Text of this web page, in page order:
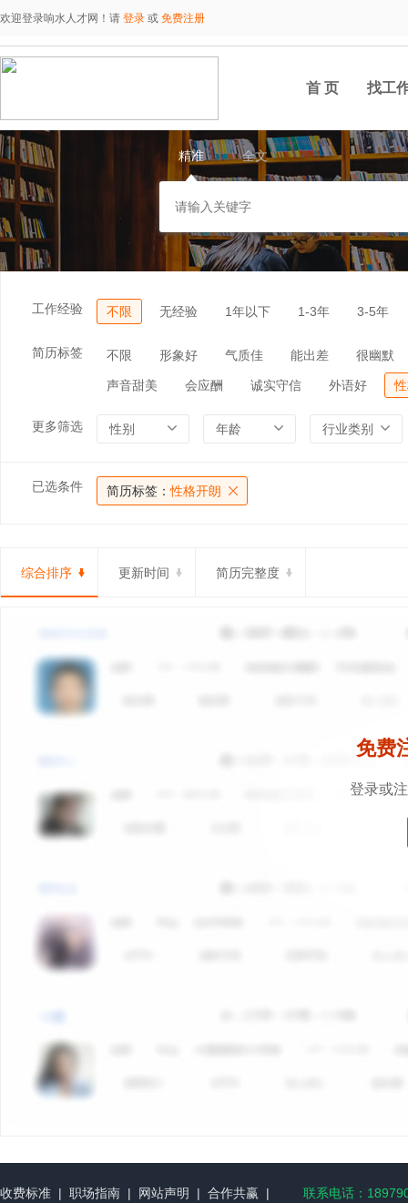
欢迎登录响水人才网！请 登录 或 免费注册
首 页 找工
精准 全文
工作经验 不限 无经验 1年以下 1-3年 3-5年
简历标签 不限 形象好 气质佳 能出差 很幽默
声音甜美 会应酬 诚实守信 外语好
更多筛选 性别 年龄 行业类别
已选条件 简历标签：性格开朗
综合排序 更新时间 简历完整度
免费
登录或
收费标准 | 职场指南 | 网站声明 | 合作共赢 |
联系电话：